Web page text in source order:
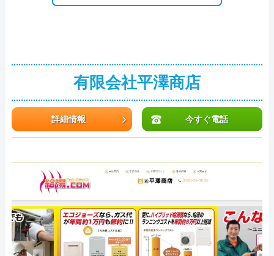
有限会社平澤商店
詳細情報 今すぐ電話